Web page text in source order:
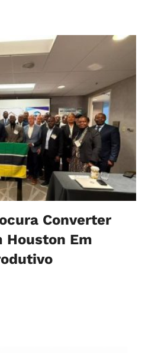
Converter
Houston Em